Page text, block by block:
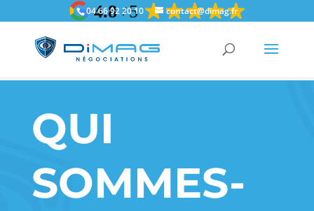
gtag('config', 'AW-11189594218');gtag('config', 'AW-11189594218');
04 66 92 20 10 contact@dimag.fr
QUI
SOMMES-